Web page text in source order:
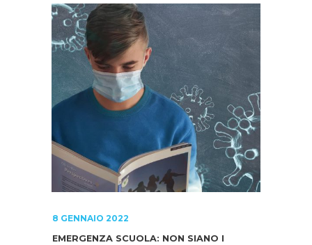
8 GENNAIO 2022
EMERGENZA SCUOLA: NON SIANO I